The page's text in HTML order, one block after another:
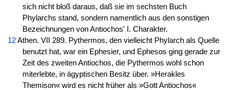
sich nicht bloß daraus, daß sie im sechsten Buch
Phylarchs stand, sondern namentlich aus den sonstigen
Bezeichnungen von Antiochos' I. Charakter.
12Athen. VII 289. Pythermos, den vielleicht Phylarch als Quelle
benutzt hat, war ein Ephesier, und Ephesos ging gerade zur
Zeit des zweiten Antiochos, die Pythermos wohl schon
miterlebte, in ägyptischen Besitz über. »Herakles
Themison« wird es nicht früher als »Gott Antiochos«